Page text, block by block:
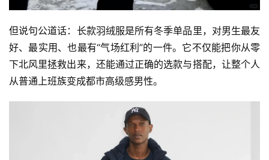
但说句公道话：长款羽绒服是所有冬季单品里，对男生最友
好、最实用、也最有“气场红利”的一件。它不仅能把你从零
下北风里拯救出来，还能通过正确的选款与搭配，让整个人
从普通上班族变成都市高级感男性。